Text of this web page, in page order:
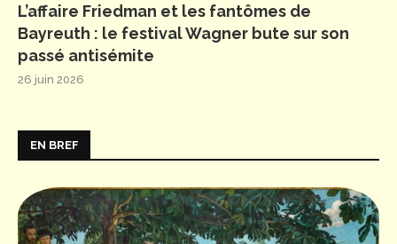
L’affaire Friedman et les fantômes de
Bayreuth : le festival Wagner bute sur son
passé antisémite
26 juin 2026
EN BREF